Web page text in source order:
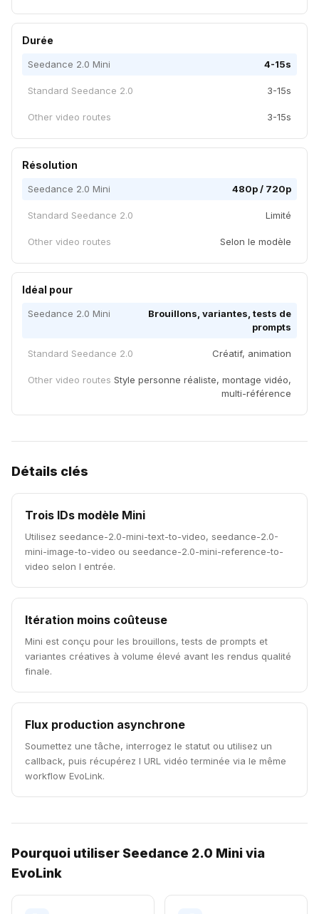
Durée
Seedance 2.0 Mini 4-15s
Standard Seedance 2.0 3-15s
Other video routes 3-15s
Résolution
Seedance 2.0 Mini 480p / 720p
Standard Seedance 2.0 Limité
Other video routes Selon le modèle
Idéal pour
Seedance 2.0 Mini
Brouillons, variantes, tests de
prompts
Standard Seedance 2.0 Créatif, animation
Other video routes Style personne réaliste, montage vidéo,
multi-référence
Détails clés
Trois IDs modèle Mini
Utilisez seedance-2.0-mini-text-to-video, seedance-2.0-
mini-image-to-video ou seedance-2.0-mini-reference-to-
video selon l entrée.
Itération moins coûteuse
Mini est conçu pour les brouillons, tests de prompts et
variantes créatives à volume élevé avant les rendus qualité
finale.
Flux production asynchrone
Soumettez une tâche, interrogez le statut ou utilisez un
callback, puis récupérez l URL vidéo terminée via le même
workflow EvoLink.
Pourquoi utiliser Seedance 2.0 Mini via
EvoLink